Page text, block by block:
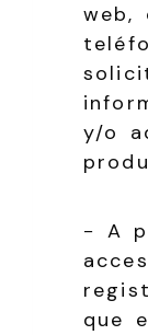
web,
y/o
− A
que